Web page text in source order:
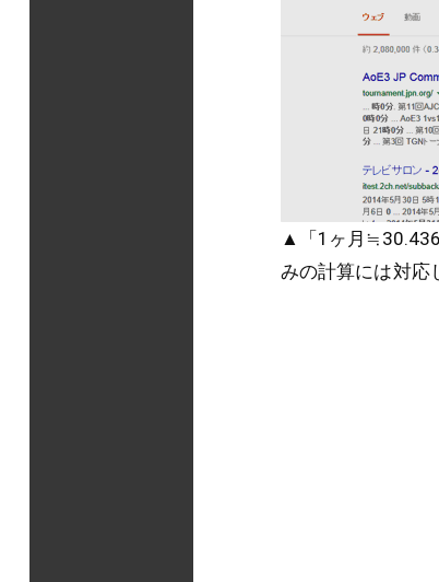
▲「1ヶ月
みの計算には対応